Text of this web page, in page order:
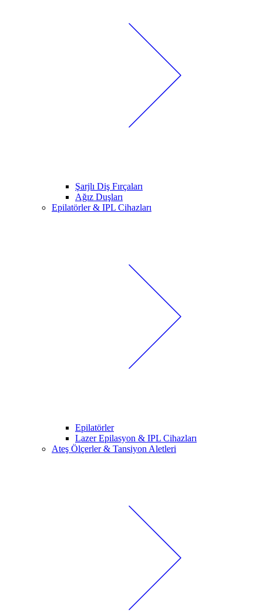
Şarjlı Diş Fırçaları
Ağız Duşları
Epilatörler & IPL Cihazları
Epilatörler
Lazer Epilasyon & IPL Cihazları
Ateş Ölçerler & Tansiyon Aletleri